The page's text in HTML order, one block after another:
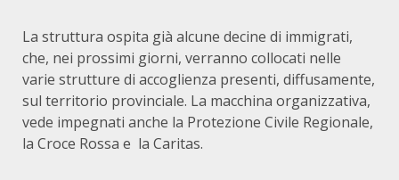
La struttura ospita già alcune decine di immigrati,
che, nei prossimi giorni, verranno collocati nelle
varie strutture di accoglienza presenti, diffusamente,
sul territorio provinciale. La macchina organizzativa,
vede impegnati anche la Protezione Civile Regionale,
la Croce Rossa e la Caritas.